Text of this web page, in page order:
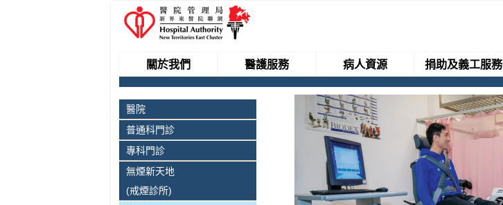
關於我們 醫護服務 病人資源 捐助及義工服務
醫院
普通科門診
專科門診
無煙新天地
(戒煙診所)